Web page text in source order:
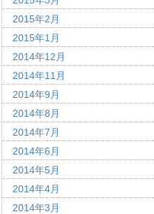
2015年2月
2015年1月
2014年12月
2014年11月
2014年9月
2014年8月
2014年7月
2014年6月
2014年5月
2014年4月
2014年3月